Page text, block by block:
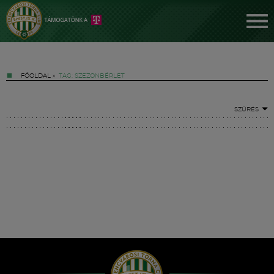
FŐOLDAL » TAG: SZEZONBÉRLET
SZŰRÉS
Hírek